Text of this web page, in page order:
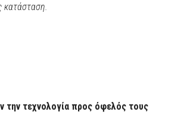
κατάσταση.
την τεχνολογία προς όφελός τους